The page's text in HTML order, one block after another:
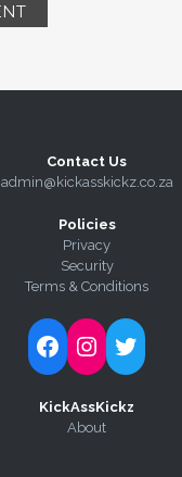
Contact Us
admin@kickasskickz.co.za
Policies
Privacy
Security
Terms & Conditions
Follow Kick-Ass Kickz on Facebook
Follow Kick-Ass Kickz on Instagram
Follow Kick-Ass Kickz on Twitter
KickAssKickz
About